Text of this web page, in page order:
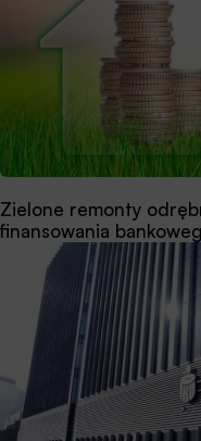
Zielone remonty
finansowania